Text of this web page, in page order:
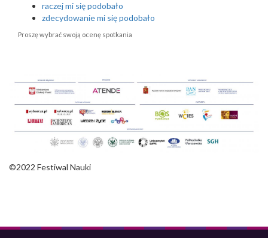
raczej mi się podobało
zdecydowanie mi się podobało
Proszę wybrać swoją ocenę spotkania
©2022 Festiwal Nauki